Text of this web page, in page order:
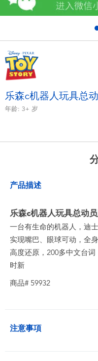
户外及运动产品
模仿，化妆及造型
毛绒公仔玩具
玩具促销
乐森c机器人玩具总
年龄: 3+ 岁
产品描述
乐森c机器人玩具总动
一台有生命的机器人，迪
实现嘴巴、眼球可动，全
高度还原，200多中文台
时新
商品# 59932
注意事項